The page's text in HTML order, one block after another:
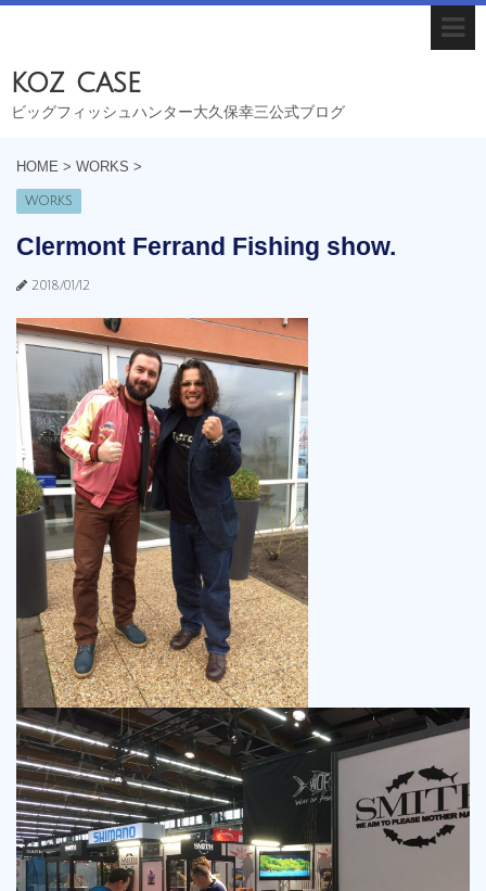
koz case
ビッグフィッシュハンター大久保幸三公式ブログ
HOME > WORKS >
WORKS
Clermont Ferrand Fishing show.
2018/01/12